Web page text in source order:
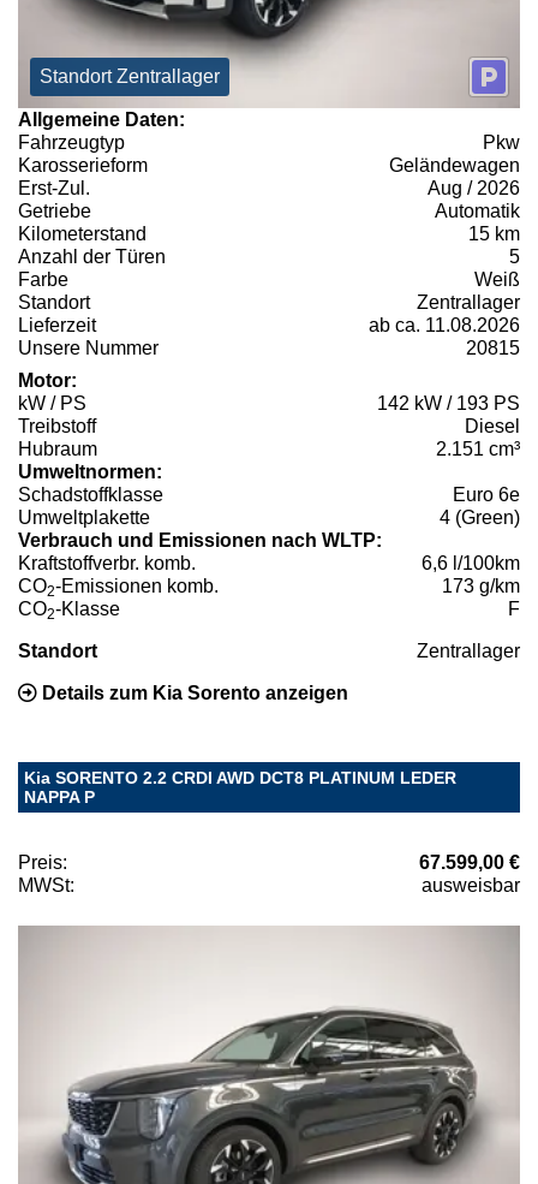
Standort Zentrallager
Allgemeine Daten:
Fahrzeugtyp
Pkw
Karosserieform
Geländewagen
Erst-Zul.
Aug / 2026
Getriebe
Automatik
Kilometerstand
15 km
Anzahl der Türen
5
Farbe
Weiß
Standort
Zentrallager
Lieferzeit
ab ca. 11.08.2026
Unsere Nummer
20815
Motor:
kW / PS
142 kW / 193 PS
Treibstoff
Diesel
Hubraum
2.151 cm³
Umweltnormen:
Schadstoffklasse
Euro 6e
Umweltplakette
4 (Green)
Verbrauch und Emissionen nach WLTP:
Kraftstoffverbr. komb.
6,6 l/100km
CO2-Emissionen komb.
173 g/km
CO2-Klasse F
Standort Zentrallager
Details zum Kia Sorento anzeigen
Kia SORENTO 2.2 CRDI AWD DCT8 PLATINUM LEDER
NAPPA P
Preis:
67.599,00 €
MWSt:
ausweisbar